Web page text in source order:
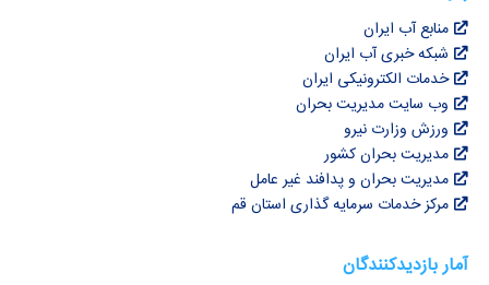
منابع آب ایران
شبکه خبری آب ایران
خدمات الکترونیکی ایران
وب سایت مدیریت بحران
ورزش وزارت نیرو
مدیریت بحران کشور
مدیریت بحران و پدافند غیر عامل
مرکز خدمات سرمایه گذاری استان قم
آمار بازدیدکنندگان